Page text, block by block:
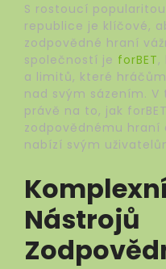
S rostoucí
republice je klíčové,
zodpovědné hraní
společností je forBET,
a limitů, které
nad svým sázením.
právě na to, jak
zodpovědnému hraní
nabízí svým
Nástrojů